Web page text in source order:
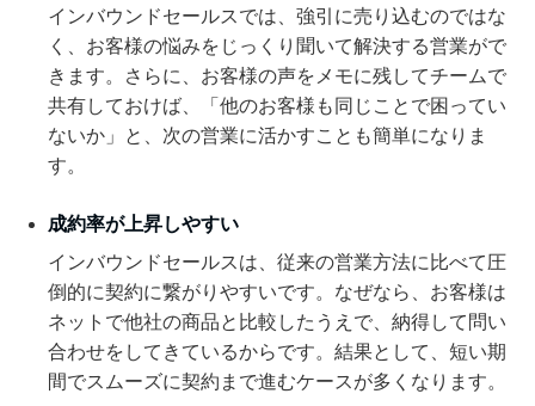
インバウンドセールスでは、強引に売り込むのではな
く、お客様の悩みをじっくり聞いて解決する営業がで
きます。さらに、お客様の声をメモに残してチームで
共有しておけば、「他のお客様も同じことで困ってい
ないか」と、次の営業に活かすことも簡単になりま
す。
成約率が上昇しやすい
インバウンドセールスは、従来の営業方法に比べて圧
倒的に契約に繋がりやすいです。なぜなら、お客様は
ネットで他社の商品と比較したうえで、納得して問い
合わせをしてきているからです。結果として、短い期
間でスムーズに契約まで進むケースが多くなります。